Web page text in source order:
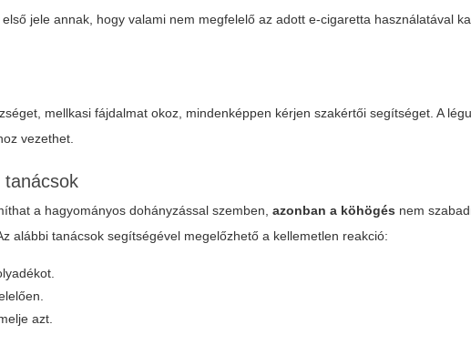
jele annak, hogy valami nem megfelelő az adott e-cigaretta használatával
mellkasi fájdalmat okoz, mindenképpen kérjen szakértői segítséget. A
vezethet.
tanácsok
a hagyományos dohányzással szemben,azonban a köhögés nem
alábbi tanácsok segítségével megelőzhető a kellemetlen reakció:
azt.